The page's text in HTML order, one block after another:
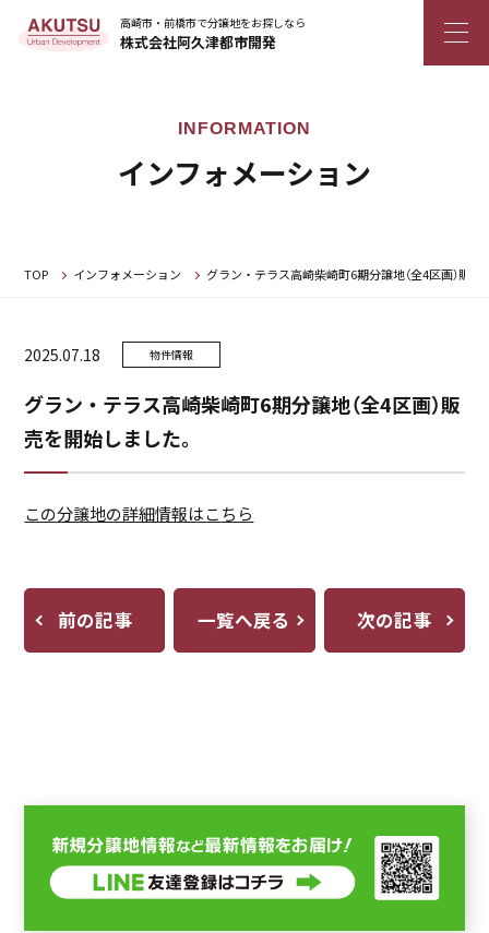
高崎市・前橋市で分譲地をお探しなら
株式会社阿久津都市開発
インフォメーション
TOP インフォメーション グラン・テラス高崎柴崎町6期分譲地（全4区画）販
2025.07.18 物件情報
グラン・テラス高崎柴崎町6期分譲地（全4区画）販
売を開始しました。
この分譲地の詳細情報はこちら
前の記事 一覧へ戻る 次の記事